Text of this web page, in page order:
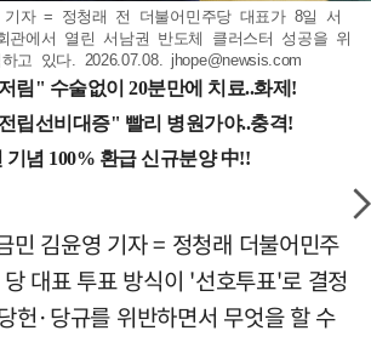
기자 = 정청래 전 더불어민주당 대표가 8일 서
관에서 열린 서남권 반도체 클러스터 성공을 위
고 있다. 2026.07.08. jhope@newsis.com
민 김윤영 기자 = 정청래 더불어민주
대표 투표 방식이 '선호투표'로 결정
헌·당규를 위반하면서 무엇을 할 수